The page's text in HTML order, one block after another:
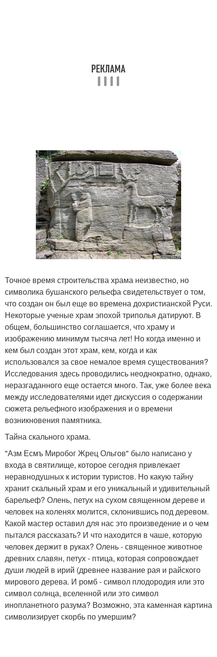
Точное время строительства храма неизвестно, но
символика бушанского рельефа свидетельствует о том,
что создан он был еще во времена дохристианской Руси.
Некоторые ученые храм эпохой триполья датируют. В
общем, большинство соглашается, что храму и
изображению минимум тысяча лет! Но когда именно и
кем был создан этот храм, кем, когда и как
использовался за свое немалое время существования?
Исследования здесь проводились неоднократно, однако,
неразгаданного еще остается много. Так, уже более века
между исследователями идет дискуссия о содержании
сюжета рельефного изображения и о времени
возникновения памятника.
Тайна скального храма.
"Азм Есмъ Миробог Жрец Ольгов" было написано у
входа в святилище, которое сегодня привлекает
неравнодушных к истории туристов. Но какую тайну
хранит скальный храм и его уникальный и удивительный
барельеф? Олень, петух на сухом священном дереве и
человек на коленях молится, склонившись под деревом.
Какой мастер оставил для нас это произведение и о чем
пытался рассказать? И что находится в чаше, которую
человек держит в руках? Олень - священное животное
древних славян, петух - птица, которая сопровождает
души людей в ирий (древнее название рая и райского
мирового дерева. И ромб - символ плодородия или это
символ солнца, вселенной или это символ
инопланетного разума? Возможно, эта каменная картина
символизирует скорбь по умершим?